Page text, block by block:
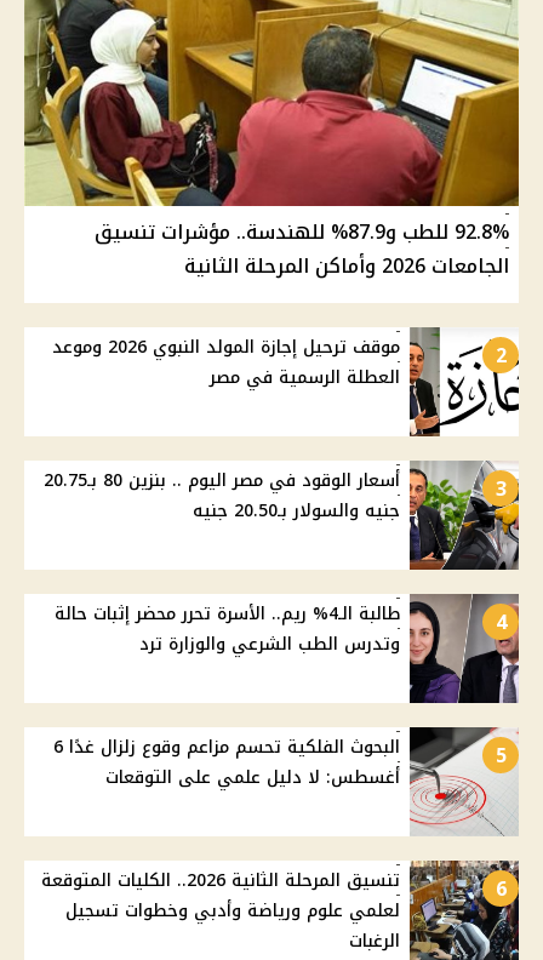
92.8% للطب و87.9% للهندسة.. مؤشرات تنسيق
الجامعات 2026 وأماكن المرحلة الثانية
2
موقف ترحيل إجازة المولد النبوي 2026 وموعد
العطلة الرسمية في مصر
3
أسعار الوقود في مصر اليوم .. بنزين 80 بـ20.75
جنيه والسولار بـ20.50 جنيه
4
طالبة الـ4% ريم.. الأسرة تحرر محضر إثبات حالة
وتدرس الطب الشرعي والوزارة ترد
5
البحوث الفلكية تحسم مزاعم وقوع زلزال غدًا 6
أغسطس: لا دليل علمي على التوقعات
6
تنسيق المرحلة الثانية 2026.. الكليات المتوقعة
لعلمي علوم ورياضة وأدبي وخطوات تسجيل
الرغبات